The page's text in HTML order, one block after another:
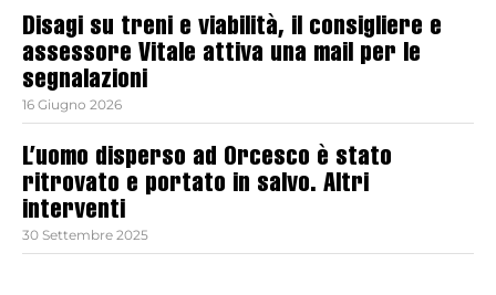
Disagi su treni e viabilità, il consigliere e
assessore Vitale attiva una mail per le
segnalazioni
16 Giugno 2026
L’uomo disperso ad Orcesco è stato
ritrovato e portato in salvo. Altri
interventi
30 Settembre 2025